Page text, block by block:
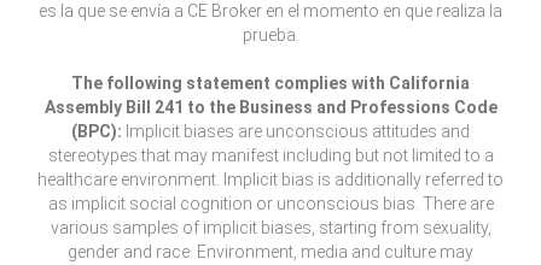
es la que se envía a CE Broker en el momento en que realiza la
prueba.
The following statement complies with California
Assembly Bill 241 to the Business and Professions Code
(BPC): Implicit biases are unconscious attitudes and
stereotypes that may manifest including but not limited to a
healthcare environment. Implicit bias is additionally referred to
as implicit social cognition or unconscious bias. There are
various samples of implicit biases, starting from sexuality,
gender and race. Environment, media and culture may